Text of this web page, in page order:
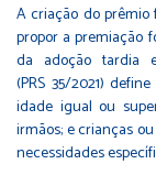
A criação do prêmio
propor a premiação
da adoção tardia
(PRS 35/2021)
idade igual ou
irmãos; e crianças
necessidades